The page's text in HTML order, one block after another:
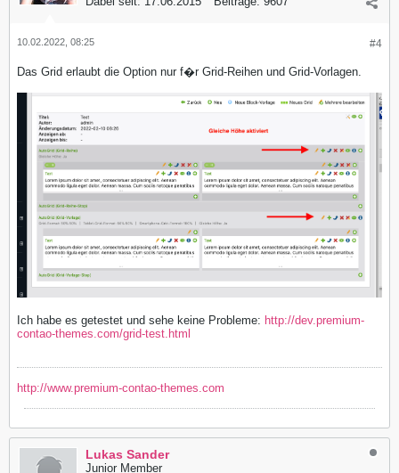
#4
10.02.2022, 08:25
Das Grid erlaubt die Option nur f�r Grid-Reihen und Grid-Vorlagen.
Ich habe es getestet und sehe keine Probleme: http://dev.premium-
contao-themes.com/grid-test.html
http://www.premium-contao-themes.com
Lukas Sander
Junior Member